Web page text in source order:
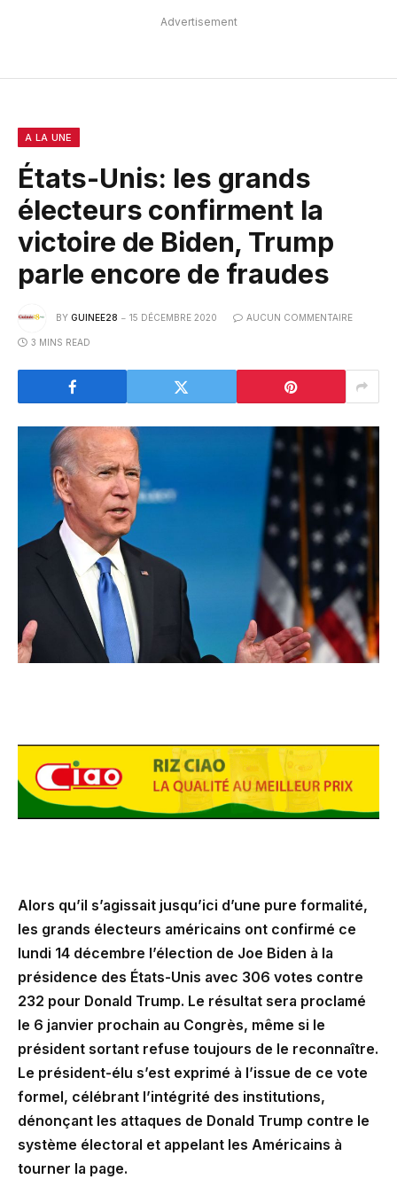
Advertisement
A LA UNE
États-Unis: les grands
électeurs confirment la
victoire de Biden, Trump
parle encore de fraudes
BY GUINEE28 15 DÉCEMBRE 2020 AUCUN COMMENTAIRE
3 MINS READ
Alors qu’il s’agissait jusqu’ici d’une pure formalité,
les grands électeurs américains ont confirmé ce
lundi 14 décembre l’élection de Joe Biden à la
présidence des États-Unis avec 306 votes contre
232 pour Donald Trump. Le résultat sera proclamé
le 6 janvier prochain au Congrès, même si le
président sortant refuse toujours de le reconnaître.
Le président-élu s’est exprimé à l’issue de ce vote
formel, célébrant l’intégrité des institutions,
dénonçant les attaques de Donald Trump contre le
système électoral et appelant les Américains à
tourner la page.